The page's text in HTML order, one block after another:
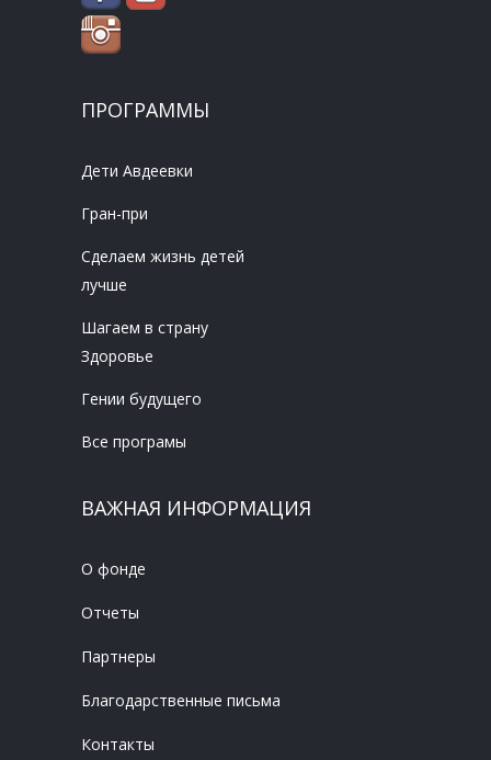
ПРОГРАММЫ
Дети Авдеевки
Гран-при
Сделаем жизнь детей
лучше
Шагаем в страну
Здоровье
Гении будущего
Все програмы
ВАЖНАЯ ИНФОРМАЦИЯ
О фонде
Отчеты
Партнеры
Благодарственные письма
Контакты